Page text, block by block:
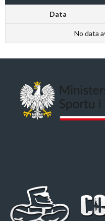
Data
No data